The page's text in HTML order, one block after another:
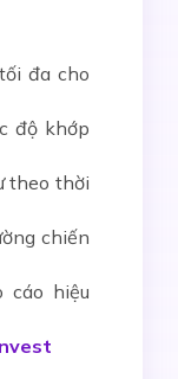
đa cho
độ khớp
theo thời
chiến
cáo hiệu